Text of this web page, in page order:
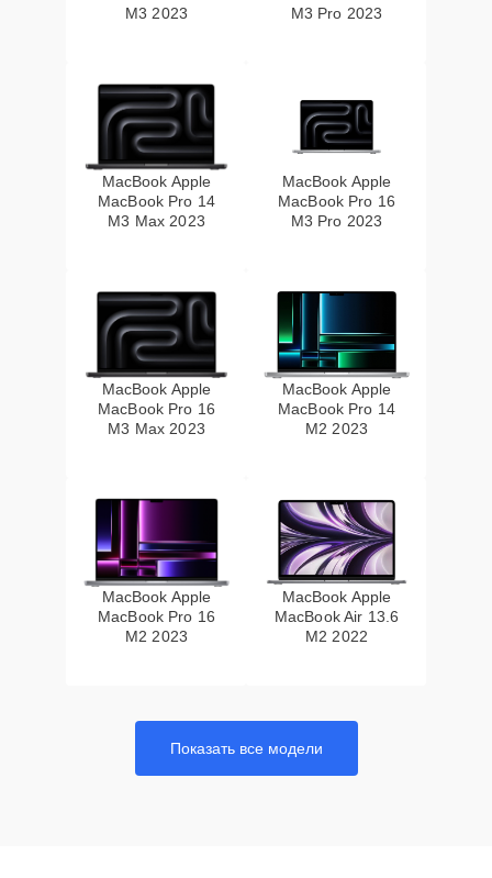
M3 2023
M3 Pro 2023
MacBook Apple
MacBook Pro 14
M3 Max 2023
MacBook Apple
MacBook Pro 16
M3 Pro 2023
MacBook Apple
MacBook Pro 16
M3 Max 2023
MacBook Apple
MacBook Pro 14
M2 2023
MacBook Apple
MacBook Pro 16
M2 2023
MacBook Apple
MacBook Air 13.6
M2 2022
Показать все модели